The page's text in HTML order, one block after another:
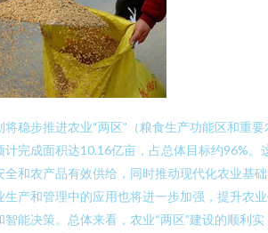
稳步推进农业“两区”（粮食生产功能区和重要
完成面积达10.16亿亩，占总体目标约96%。
和农产品有效供给，同时推动现代化农业基
产和管理中的应用也将进一步加强，提升农
能决策。总体来看，农业“两区”建设的顺利实